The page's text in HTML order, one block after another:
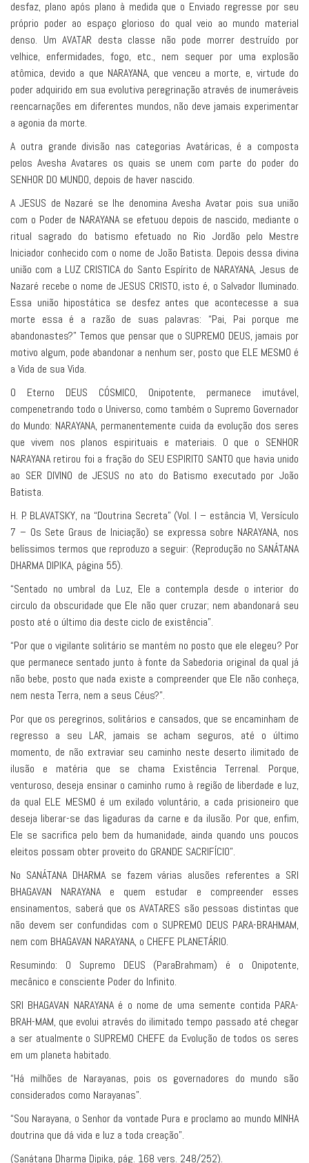
desfaz, plano após plano à medida que o Enviado regresse por seu
próprio poder ao espaço glorioso do qual veio ao mundo material
denso. Um AVATAR desta classe não pode morrer destruído por
velhice, enfermidades, fogo, etc., nem sequer por uma explosão
atômica, devido a que NARAYANA, que venceu a morte, e, virtude do
poder adquirido em sua evolutiva peregrinação através de inumeráveis
reencarnações em diferentes mundos, não deve jamais experimentar
a agonia da morte.
A outra grande divisão nas categorias Avatáricas, é a composta
pelos Avesha Avatares os quais se unem com parte do poder do
SENHOR DO MUNDO, depois de haver nascido.
A JESUS de Nazaré se lhe denomina Avesha Avatar pois sua união
com o Poder de NARAYANA se efetuou depois de nascido, mediante o
ritual sagrado do batismo efetuado no Rio Jordão pelo Mestre
Iniciador conhecido com o nome de João Batista. Depois dessa divina
união com a LUZ CRISTICA do Santo Espírito de NARAYANA, Jesus de
Nazaré recebe o nome de JESUS CRISTO, isto é, o Salvador Iluminado.
Essa união hipostática se desfez antes que acontecesse a sua
morte essa é a razão de suas palavras: “Pai, Pai porque me
abandonastes?” Temos que pensar que o SUPREMO DEUS, jamais por
motivo algum, pode abandonar a nenhum ser, posto que ELE MESMO é
a Vida de sua Vida.
O Eterno DEUS CÓSMICO, Onipotente, permanece imutável,
compenetrando todo o Universo, como também o Supremo Governador
do Mundo: NARAYANA, permanentemente cuida da evolução dos seres
que vivem nos planos espirituais e materiais. O que o SENHOR
NARAYANA retirou foi a fração do SEU ESPIRITO SANTO que havia unido
ao SER DIVINO de JESUS no ato do Batismo executado por João
Batista.
H. P. BLAVATSKY, na “Doutrina Secreta” (Vol. I – estância VI, Versículo
7 – Os Sete Graus de Iniciação) se expressa sobre NARAYANA, nos
belíssimos termos que reproduzo a seguir: (Reprodução no SANÁTANA
DHARMA DIPIKA, página 55).
“Sentado no umbral da Luz, Ele a contempla desde o interior do
circulo da obscuridade que Ele não quer cruzar; nem abandonará seu
posto até o último dia deste ciclo de existência”.
“Por que o vigilante solitário se mantém no posto que ele elegeu? Por
que permanece sentado junto à fonte da Sabedoria original da qual já
não bebe, posto que nada existe a compreender que Ele não conheça,
nem nesta Terra, nem a seus Céus?”.
Por que os peregrinos, solitários e cansados, que se encaminham de
regresso a seu LAR, jamais se acham seguros, até o último
momento, de não extraviar seu caminho neste deserto ilimitado de
ilusão e matéria que se chama Existência Terrenal. Porque,
venturoso, deseja ensinar o caminho rumo à região de liberdade e luz,
da qual ELE MESMO é um exilado voluntário, a cada prisioneiro que
deseja liberar-se das ligaduras da carne e da ilusão. Por que, enfim,
Ele se sacrifica pelo bem da humanidade, ainda quando uns poucos
eleitos possam obter proveito do GRANDE SACRIFÍCIO”.
No SANÁTANA DHARMA se fazem várias alusões referentes a SRI
BHAGAVAN NARAYANA e quem estudar e compreender esses
ensinamentos, saberá que os AVATARES são pessoas distintas que
não devem ser confundidas com o SUPREMO DEUS PARA-BRAHMAM,
nem com BHAGAVAN NARAYANA, o CHEFE PLANETÁRIO.
Resumindo: O Supremo DEUS (ParaBrahmam) é o Onipotente,
mecânico e consciente Poder do Infinito.
SRI BHAGAVAN NARAYANA é o nome de uma semente contida PARA-
BRAH-MAM, que evolui através do ilimitado tempo passado até chegar
a ser atualmente o SUPREMO CHEFE da Evolução de todos os seres
em um planeta habitado.
“Há milhões de Narayanas, pois os governadores do mundo são
considerados como Narayanas”.
“Sou Narayana, o Senhor da vontade Pura e proclamo ao mundo MINHA
doutrina que dá vida e luz a toda creação”.
(Sanátana Dharma Dipika, pág. 168 vers. 248/252).